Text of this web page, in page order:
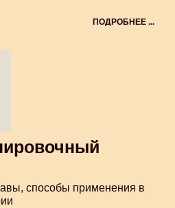
ПОДРОБНЕЕ ...
способы применения в